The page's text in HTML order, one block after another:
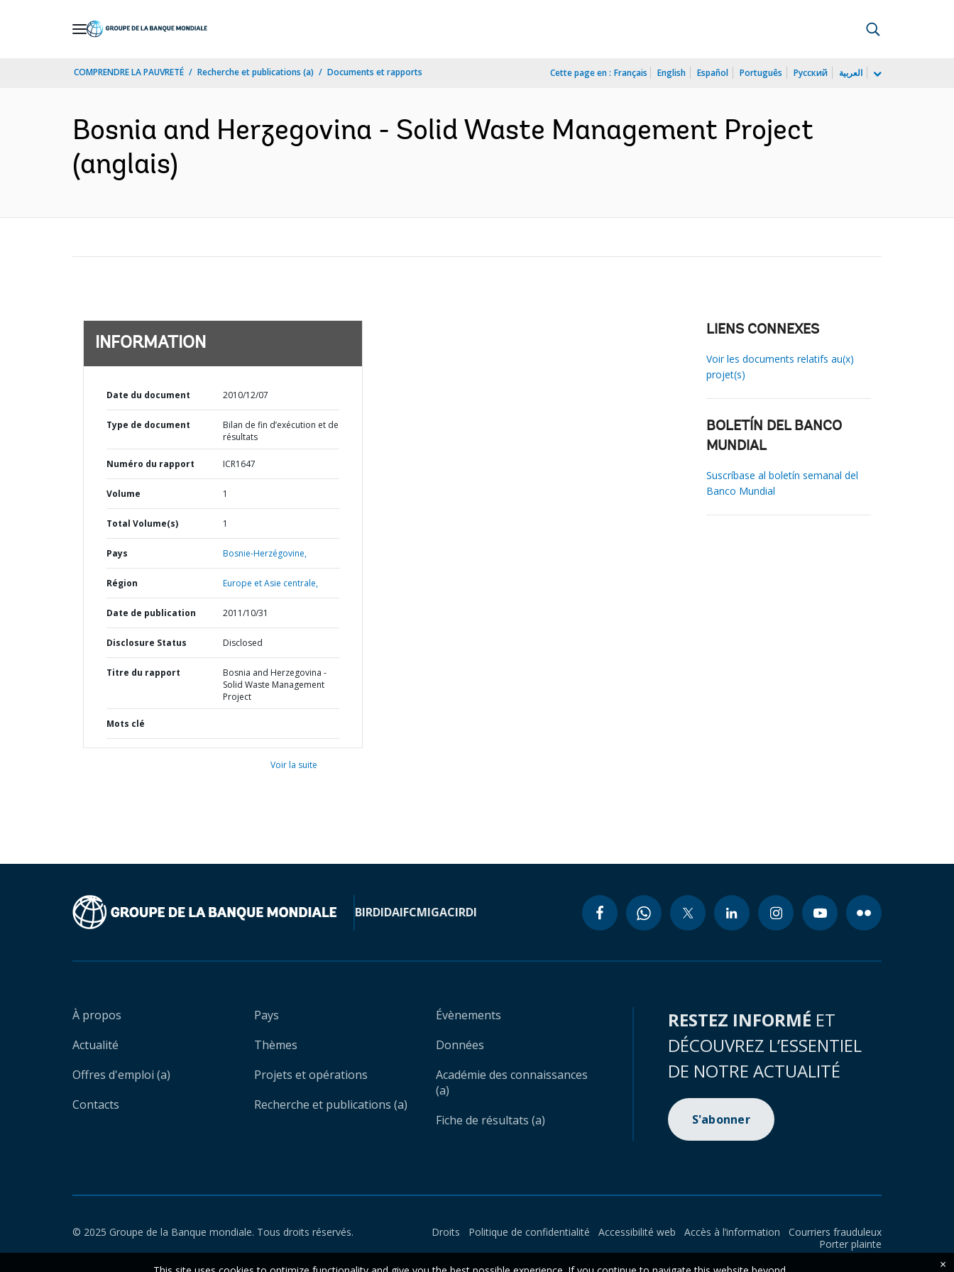
COMPRENDRE LA PAUVRETÉ Recherche et publications (a) Documents et rapports Cette page en : Français English Español Português Русский العربية
Bosnia and Herzegovina - Solid Waste Management Project
(anglais)
INFORMATION
Date du document 2010/12/07
Type de document
Bilan de fin d’exécution et de
résultats
Numéro du rapport ICR1647
Volume 1
Total Volume(s) 1
Pays Bosnie-Herzégovine,
Région Europe et Asie centrale,
Date de publication 2011/10/31
Disclosure Status Disclosed
Titre du rapport
Bosnia and Herzegovina -
Solid Waste Management
Project
Mots clé
Voir la suite
LIENS CONNEXES
Voir les documents relatifs au(x)
projet(s)
BOLETÍN DEL BANCO
MUNDIAL
Suscríbase al boletín semanal del
Banco Mundial
BIRDIDAIFCMIGACIRDI
À propos
Actualité
Offres d'emploi (a)
Contacts
Pays
Thèmes
Projets et opérations
Recherche et publications (a)
Évènements
Données
Académie des connaissances
(a)
Fiche de résultats (a)
RESTEZ INFORMÉ ET
DÉCOUVREZ L’ESSENTIEL
DE NOTRE ACTUALITÉ
S'abonner
© 2025 Groupe de la Banque mondiale. Tous droits réservés. Droits Politique de confidentialité Accessibilité web Accès à l’information
Courriers frauduleux
Porter plainte
×